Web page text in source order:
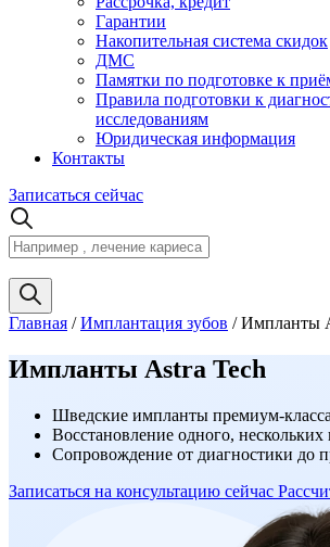
Гарантии
Накопительная система скидок
ДМС
Памятки по подготовке к
Правила подготовки к
исследованиям
Юридическая информация
Контакты
Записаться сейчас
Главная /Имплантация зубов /Импланты
Импланты Astra Tech
Шведские импланты премиум-
Восстановление одного, нескольких
Сопровождение от диагностики до
Записаться на консультацию сейчас